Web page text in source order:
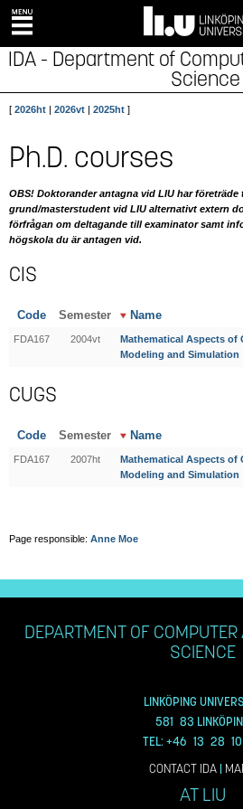
IDA - Department of
Science
[ 2026ht | 2026vt | 2025ht ]
Ph.D. courses
OBS! Doktorander antagna vid LIU har
grund/masterstudent vid LIU alternativt extern
förfrågan om deltagande till examinator samt
högskola du är antagen vid.
CIS
Code Semester Name
FDA167 2004vt
Mathematical Aspects of
Modeling and Simulation
CUGS
Code Semester Name
FDA167 2007ht
Mathematical Aspects of
Modeling and Simulation
Page responsible: Anne Moe
DEPARTMENT OF
SCIENCE
LINKÖPING
581 83
TEL: +46 13 28
CONTACT IDA|
AT LIU